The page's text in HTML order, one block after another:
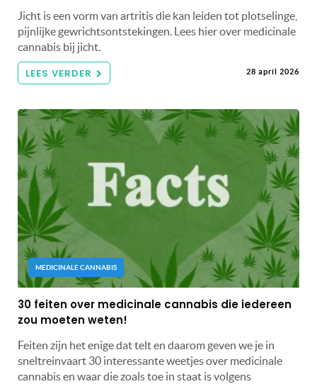
Jicht is een vorm van artritis die kan leiden tot plotselinge,
pijnlijke gewrichtsontstekingen. Lees hier over medicinale
cannabis bij jicht.
LEES VERDER 28 april 2026
MEDICINALE CANNABIS
30 feiten over medicinale cannabis die iedereen
zou moeten weten!
Feiten zijn het enige dat telt en daarom geven we je in
sneltreinvaart 30 interessante weetjes over medicinale
cannabis en waar die zoals toe in staat is volgens